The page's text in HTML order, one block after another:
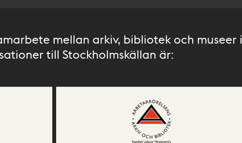
mellan arkiv, bibliotek och museer i
till Stockholmskällan är: